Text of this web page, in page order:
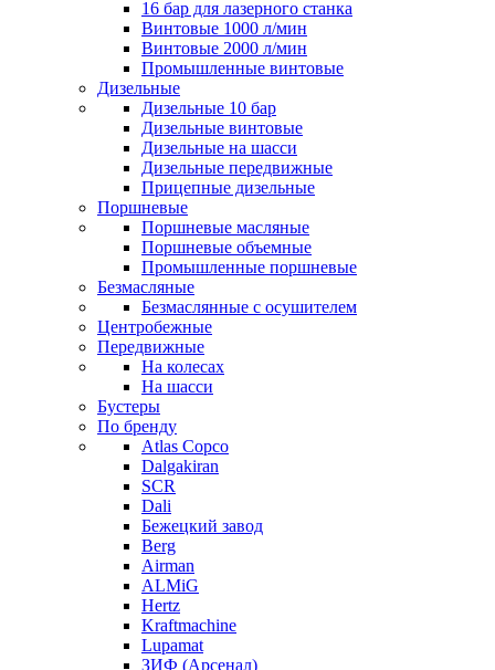
16 бар для лазерного станка
Винтовые 1000 л/мин
Винтовые 2000 л/мин
Промышленные винтовые
Дизельные
Дизельные 10 бар
Дизельные винтовые
Дизельные на шасси
Дизельные передвижные
Прицепные дизельные
Поршневые
Поршневые масляные
Поршневые объемные
Промышленные поршневые
Безмасляные
Безмаслянные с осушителем
Центробежные
Передвижные
На колесах
На шасси
Бустеры
По бренду
Atlas Copco
Dalgakiran
SCR
Dali
Бежецкий завод
Berg
Airman
ALMiG
Hertz
Kraftmachine
Lupamat
ЗИФ (Арсенал)